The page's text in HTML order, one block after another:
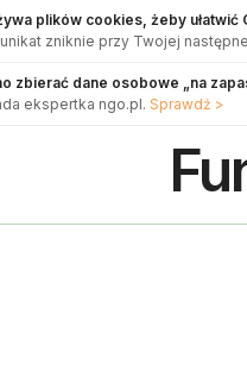
plików cookies, żeby ułatwić
zniknie przy Twojej
zbierać dane osobowe „na
ekspertka ngo.pl. Sprawdź >